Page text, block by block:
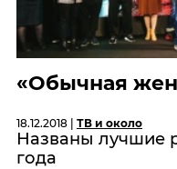
«Обычная
18.12.2018 | ТВ и около
Названы лучшие
года